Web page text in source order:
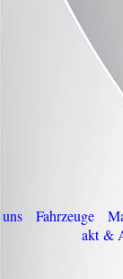
uns
Fahrzeuge M
akt &